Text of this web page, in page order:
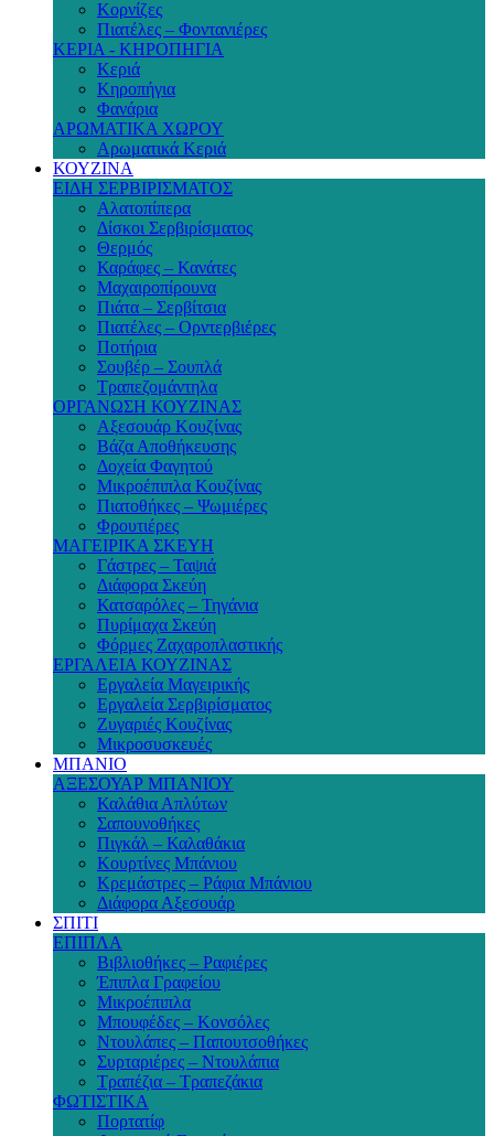
Κορνίζες
Πιατέλες – Φοντανιέρες
ΚΕΡΙΑ - ΚΗΡΟΠΗΓΙΑ
Κεριά
Κηροπήγια
Φανάρια
ΑΡΩΜΑΤΙΚΑ ΧΩΡΟΥ
Αρωματικά Κεριά
ΚΟΥΖΙΝΑ
ΕΙΔΗ ΣΕΡΒΙΡΙΣΜΑΤΟΣ
Αλατοπίπερα
Δίσκοι Σερβιρίσματος
Θερμός
Καράφες – Κανάτες
Μαχαιροπίρουνα
Πιάτα – Σερβίτσια
Πιατέλες – Ορντερβιέρες
Ποτήρια
Σουβέρ – Σουπλά
Τραπεζομάντηλα
ΟΡΓΑΝΩΣΗ ΚΟΥΖΙΝΑΣ
Αξεσουάρ Κουζίνας
Βάζα Αποθήκευσης
Δοχεία Φαγητού
Μικροέπιπλα Κουζίνας
Πιατοθήκες – Ψωμιέρες
Φρουτιέρες
ΜΑΓΕΙΡΙΚΑ ΣΚΕΥΗ
Γάστρες – Ταψιά
Διάφορα Σκεύη
Κατσαρόλες – Τηγάνια
Πυρίμαχα Σκεύη
Φόρμες Ζαχαροπλαστικής
ΕΡΓΑΛΕΙΑ ΚΟΥΖΙΝΑΣ
Εργαλεία Μαγειρικής
Εργαλεία Σερβιρίσματος
Ζυγαριές Κουζίνας
Μικροσυσκευές
ΜΠΑΝΙΟ
ΑΞΕΣΟΥΑΡ ΜΠΑΝΙΟΥ
Καλάθια Απλύτων
Σαπουνοθήκες
Πιγκάλ – Καλαθάκια
Κουρτίνες Μπάνιου
Κρεμάστρες – Ράφια Μπάνιου
Διάφορα Αξεσουάρ
ΣΠΙΤΙ
ΕΠΙΠΛΑ
Βιβλιοθήκες – Ραφιέρες
Έπιπλα Γραφείου
Μικροέπιπλα
Μπουφέδες – Κονσόλες
Ντουλάπες – Παπουτσοθήκες
Συρταριέρες – Ντουλάπια
Τραπέζια – Τραπεζάκια
ΦΩΤΙΣΤΙΚΑ
Πορτατίφ